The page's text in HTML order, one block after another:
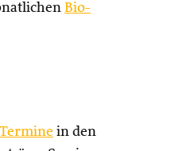
Bio-
Termine in den